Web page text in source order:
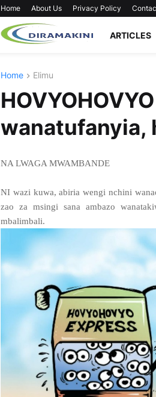
Home About Us Privacy Policy
ARTICLES
Home Elimu
wanatufanyia,
NA LWAGA MWAMBANDE
NI wazi kuwa, abiria wengi nchini
zao za msingi sana ambazo
mbalimbali.